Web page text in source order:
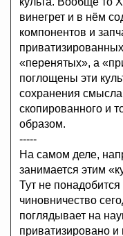
винегрет и в нём
компонентов и
«перенятых», а
поглощены эти
сохранения
скопированного и
образом.
-----
На самом деле,
занимается этим
Тут не
чиновничество
поглядывает на
приватизировано и